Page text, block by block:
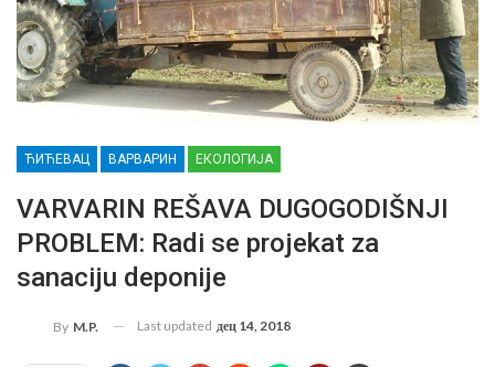
ЋИЋЕВАЦ ВАРВАРИН ЕКОЛОГИЈА
VARVARIN REŠAVA DUGOGODIŠNJI
PROBLEM: Radi se projekat za
sanaciju deponije
By M.P. Last updated дец 14, 2018